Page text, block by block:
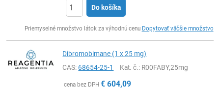
Do košíka
Priemyselné množstvo látok za výhodnú cenu Dopytovať väčšie množstvo
Dibromobimane (1 x 25 mg)
CAS:68654-25-1 Kat. č.: R00FABY,25mg
cena bez DPH € 604,09